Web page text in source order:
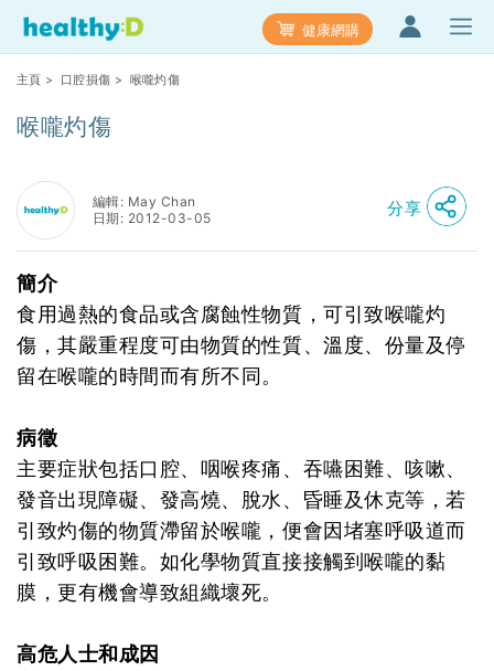
健康網購
主頁 > 口腔損傷 > 喉嚨灼傷
喉嚨灼傷
編輯: May Chan
日期: 2012-03-05
分享
簡介
食用過熱的食品或含腐蝕性物質，可引致喉嚨灼
傷，其嚴重程度可由物質的性質、溫度、份量及停
留在喉嚨的時間而有所不同。
病徵
主要症狀包括口腔、咽喉疼痛、吞嚥困難、咳嗽、
發音出現障礙、發高燒、脫水、昏睡及休克等，若
引致灼傷的物質滯留於喉嚨，便會因堵塞呼吸道而
引致呼吸困難。如化學物質直接接觸到喉嚨的黏
膜，更有機會導致組織壞死。
高危人士和成因